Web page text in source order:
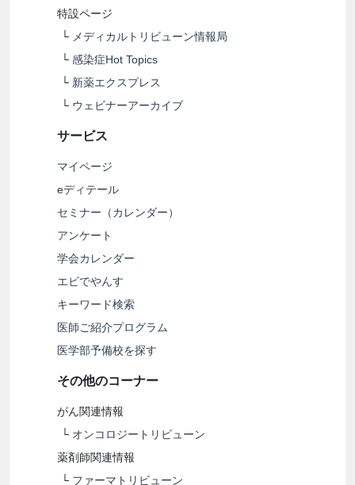
特設ページ
└ メディカルトリビューン情報局
└ 感染症Hot Topics
└ 新薬エクスプレス
└ ウェビナーアーカイブ
サービス
マイページ
eディテール
セミナー（カレンダー）
アンケート
学会カレンダー
エビでやんす
キーワード検索
医師ご紹介プログラム
医学部予備校を探す
その他のコーナー
がん関連情報
└ オンコロジートリビューン
薬剤師関連情報
└ ファーマトリビューン